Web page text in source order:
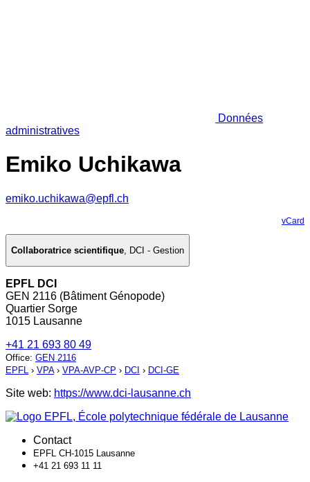
Données
administratives
Emiko Uchikawa
emiko.uchikawa@epfl.ch
vCard
Collaboratrice scientifique, DCI - Gestion
EPFL DCI
GEN 2116 (Bâtiment Génopode)
Quartier Sorge
1015 Lausanne
+41 21 693 80 49
Office: GEN 2116
EPFL › VPA› VPA-AVP-CP › DCI › DCI-GE
Site web: https://www.dci-lausanne.ch
Contact
EPFL CH-1015 Lausanne
+41 21 693 11 11